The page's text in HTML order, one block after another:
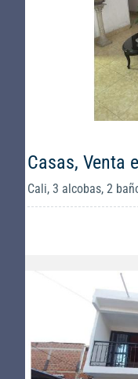
Casas, Venta
Cali, 3 alcobas, 2